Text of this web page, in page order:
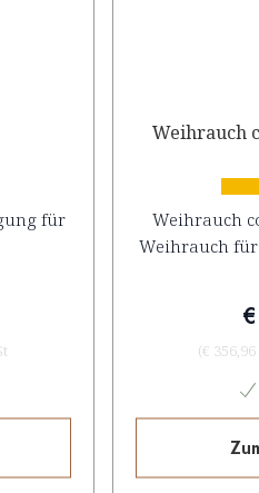
für
Weihrauch
Weihrauch
Weihrauch für
(€ 356,96